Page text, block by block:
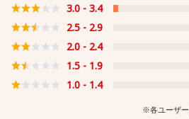
3.0 - 3.4
2.5 - 2.9
2.0 - 2.4
1.5 - 1.9
1.0 - 1.4
※各ユーザー